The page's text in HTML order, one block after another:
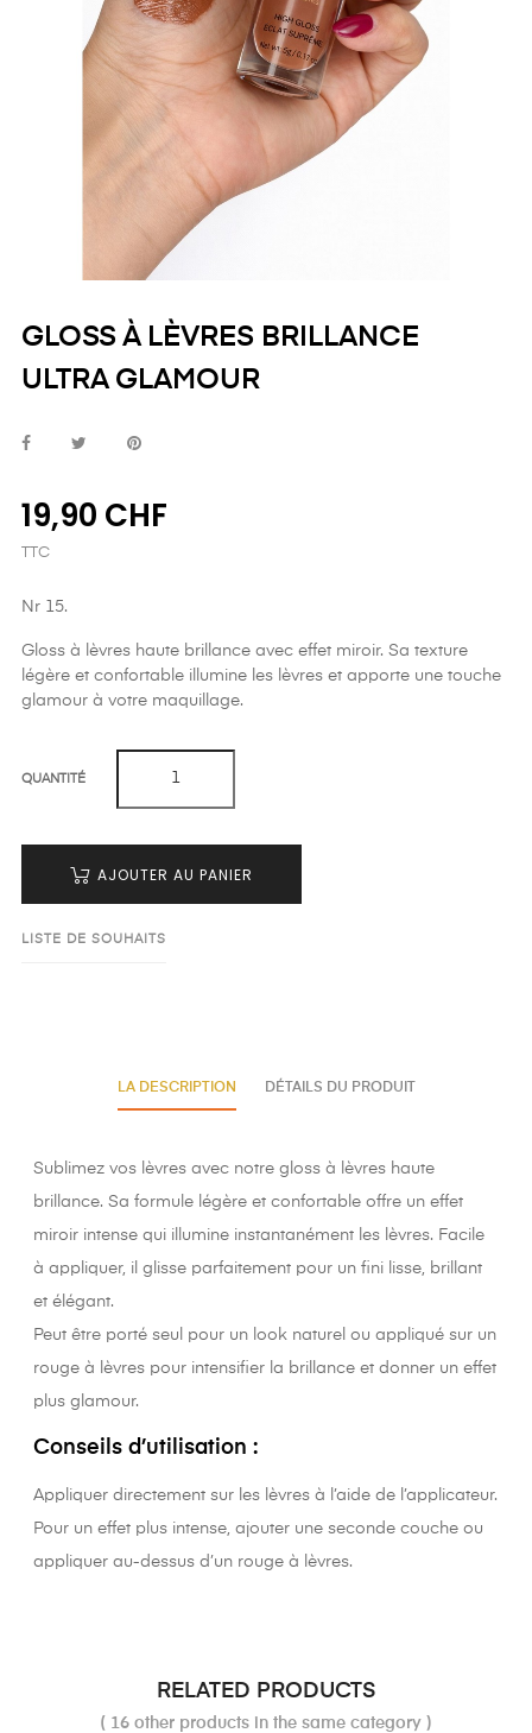
GLOSS À LÈVRES BRILLANCE
ULTRA GLAMOUR
19,90 CHF
TTC
Nr 15.
Gloss à lèvres haute brillance avec effet miroir. Sa texture
légère et confortable illumine les lèvres et apporte une touche
glamour à votre maquillage.
QUANTITÉ
AJOUTER AU PANIER
LISTE DE SOUHAITS
LA DESCRIPTION DÉTAILS DU PRODUIT
Sublimez vos lèvres avec notre gloss à lèvres haute
brillance. Sa formule légère et confortable offre un effet
miroir intense qui illumine instantanément les lèvres. Facile
à appliquer, il glisse parfaitement pour un fini lisse, brillant
et élégant.
Peut être porté seul pour un look naturel ou appliqué sur un
rouge à lèvres pour intensifier la brillance et donner un effet
plus glamour.
Conseils d’utilisation :
Appliquer directement sur les lèvres à l’aide de l’applicateur.
Pour un effet plus intense, ajouter une seconde couche ou
appliquer au-dessus d’un rouge à lèvres.
RELATED PRODUCTS
( 16 other products in the same category )